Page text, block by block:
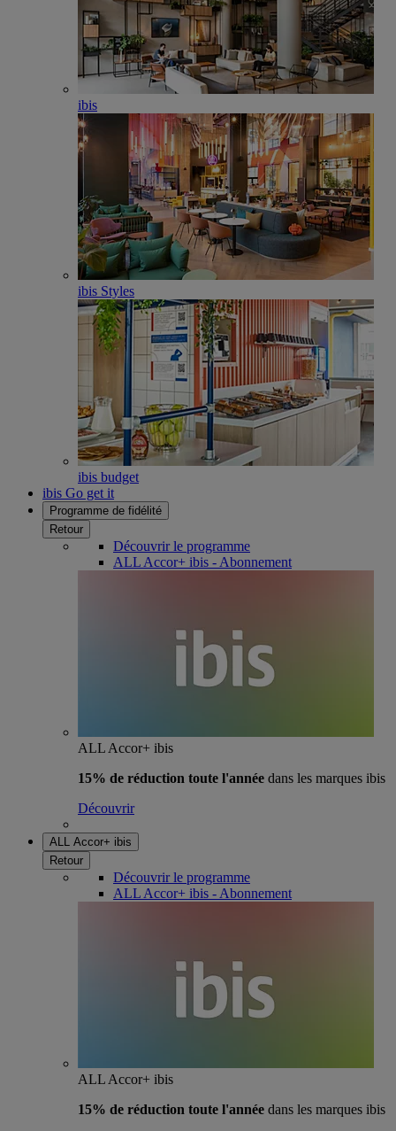
ibis
ibis Styles
ibis budget
ibis Go get it
Programme de fidélité
Retour
Découvrir le programme
ALL Accor+ ibis - Abonnement
ALL Accor+ ibis
15% de réduction toute l'année dans les marques ibis
Découvrir
ALL Accor+ ibis
Retour
Découvrir le programme
ALL Accor+ ibis - Abonnement
ALL Accor+ ibis
15% de réduction toute l'année dans les marques ibis